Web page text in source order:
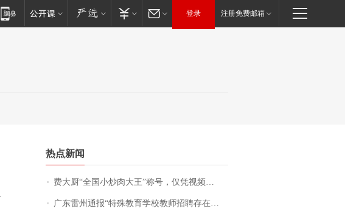
登录 注册免费邮箱
热点新闻
费大厨“全国小炒肉大王”称号，仅凭视频评出？中国烹饪协会回应
广东雷州通报“特殊教育学校教师招聘存在违规行为”：已启动问责程序 副校长被停职